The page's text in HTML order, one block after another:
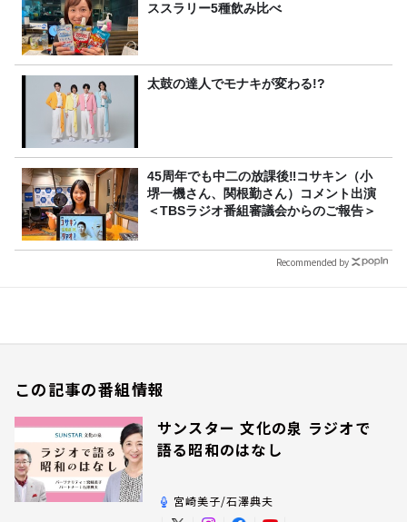
ススラリー5種飲み比べ
太鼓の達人でモナキが変わる!?
45周年でも中二の放課後‼コサキン（小
堺一機さん、関根勤さん）コメント出演
＜TBSラジオ番組審議会からのご報告＞
Recommended by
この記事の番組情報
サンスター 文化の泉 ラジオで
語る昭和のはなし
宮崎美子/石澤典夫